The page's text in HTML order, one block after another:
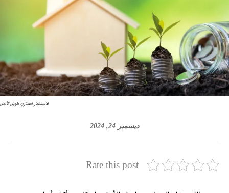
الاستثمار العقاري طويل الأجل
ديسمبر 24, 2024
Rate this post